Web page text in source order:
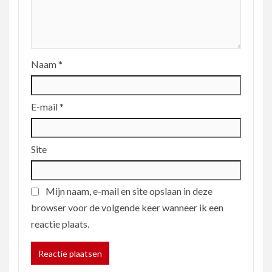
Naam*
E-mail*
Site
Mijn naam, e-mail en site opslaan in deze
browser voor de volgende keer wanneer ik een
reactie plaats.